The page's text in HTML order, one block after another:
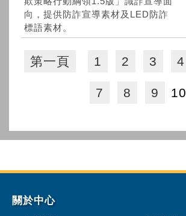
向，提供防詐宣導素材及LED防詐
標語素材。
第一頁 1 2 3 4
7 8 9 10
關於中心